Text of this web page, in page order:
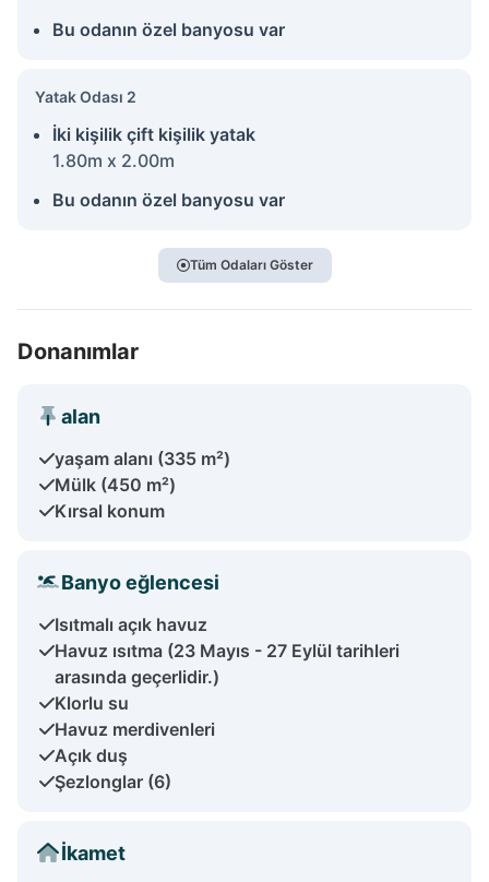
Bu odanın özel banyosu var
Yatak Odası 2
İki kişilik çift kişilik yatak
1.80m x 2.00m
Bu odanın özel banyosu var
Tüm Odaları Göster
Donanımlar
alan
yaşam alanı (335 m²)
Mülk (450 m²)
Kırsal konum
Banyo eğlencesi
Isıtmalı açık havuz
Havuz ısıtma (23 Mayıs - 27 Eylül tarihleri
arasında geçerlidir.)
Klorlu su
Havuz merdivenleri
Açık duş
Şezlonglar (6)
İkamet